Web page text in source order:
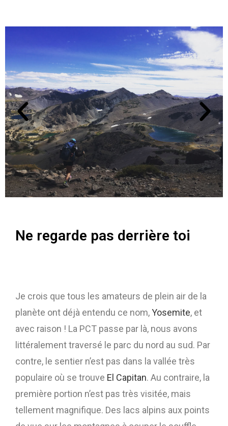
Ne regarde pas derrière toi
Je crois que tous les amateurs de plein air de la
planète ont déjà entendu ce nom,Yosemite, et
avec raison ! La PCT passe par là, nous avons
littéralement traversé le parc du nord au sud. Par
contre, le sentier n’est pas dans la vallée très
populaire où se trouve El Capitan. Au contraire, la
première portion n’est pas très visitée, mais
tellement magnifique. Des lacs alpins aux points